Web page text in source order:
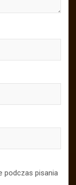
podczas pisania